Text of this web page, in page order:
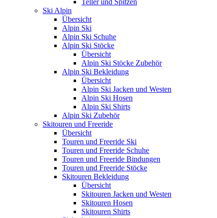
Teller und Spitzen
Ski Alpin
Übersicht
Alpin Ski
Alpin Ski Schuhe
Alpin Ski Stöcke
Übersicht
Alpin Ski Stöcke Zubehör
Alpin Ski Bekleidung
Übersicht
Alpin Ski Jacken und Westen
Alpin Ski Hosen
Alpin Ski Shirts
Alpin Ski Zubehör
Skitouren und Freeride
Übersicht
Touren und Freeride Ski
Touren und Freeride Schuhe
Touren und Freeride Bindungen
Touren und Freeride Stöcke
Skitouren Bekleidung
Übersicht
Skitouren Jacken und Westen
Skitouren Hosen
Skitouren Shirts